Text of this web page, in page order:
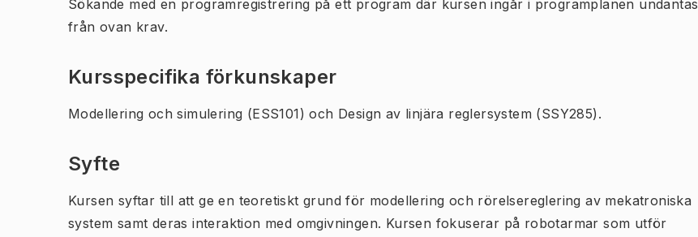
Sökande med en programregistrering på ett program där kursen ingår i programplanen undantas
från ovan krav.
Kursspecifika förkunskaper
Modellering och simulering (ESS101) och Design av linjära reglersystem (SSY285).
Syfte
Kursen syftar till att ge en teoretiskt grund för modellering och rörelsereglering av mekatroniska
system samt deras interaktion med omgivningen. Kursen fokuserar på robotarmar som utför